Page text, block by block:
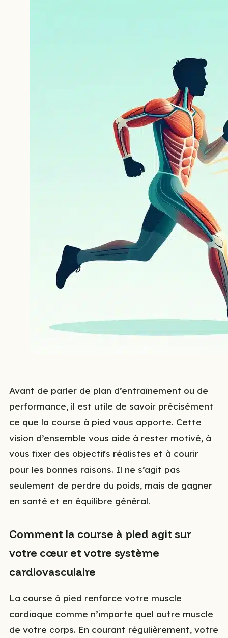
Avant de parler de plan d’entraînement ou de
performance, il est utile de savoir précisément
ce que la course à pied vous apporte. Cette
vision d’ensemble vous aide à rester motivé, à
vous fixer des objectifs réalistes et à courir
pour les bonnes raisons. Il ne s’agit pas
seulement de perdre du poids, mais de gagner
en santé et en équilibre général.
Comment la course à pied agit sur
votre cœur et votre système
cardiovasculaire
La course à pied renforce votre muscle
cardiaque comme n’importe quel autre muscle
de votre corps. En courant régulièrement, votre